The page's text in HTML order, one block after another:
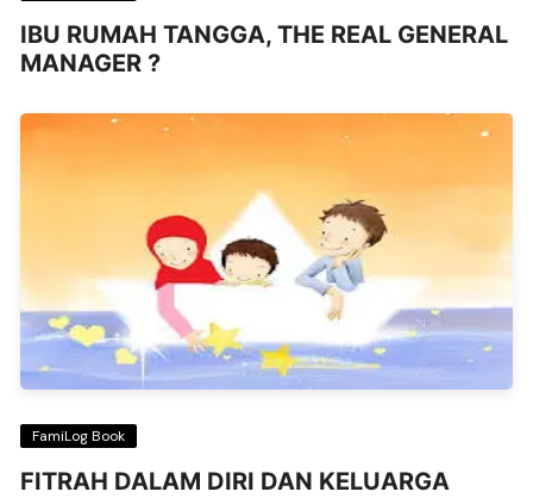
IBU RUMAH TANGGA, THE REAL GENERAL
MANAGER ?
FamiLog Book
FITRAH DALAM DIRI DAN KELUARGA